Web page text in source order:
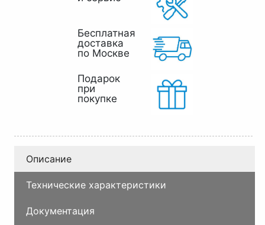
Бесплатная
доставка
по Москве
Подарок
при
покупке
Описание
Технические характеристики
Документация